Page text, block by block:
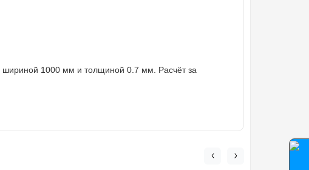
шириной 1000 мм и толщиной 0.7 мм. Расчёт за